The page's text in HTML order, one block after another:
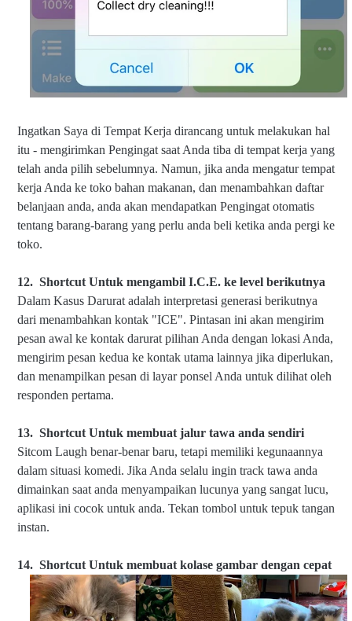
Ingatkan Saya di Tempat Kerja dirancang untuk melakukan hal
itu - mengirimkan Pengingat saat Anda tiba di tempat kerja yang
telah anda pilih sebelumnya. Namun, jika anda mengatur tempat
kerja Anda ke toko bahan makanan, dan menambahkan daftar
belanjaan anda, anda akan mendapatkan Pengingat otomatis
tentang barang-barang yang perlu anda beli ketika anda pergi ke
toko.
12. Shortcut Untuk mengambil I.C.E. ke level berikutnya
Dalam Kasus Darurat adalah interpretasi generasi berikutnya
dari menambahkan kontak "ICE". Pintasan ini akan mengirim
pesan awal ke kontak darurat pilihan Anda dengan lokasi Anda,
mengirim pesan kedua ke kontak utama lainnya jika diperlukan,
dan menampilkan pesan di layar ponsel Anda untuk dilihat oleh
responden pertama.
13. Shortcut Untuk membuat jalur tawa anda sendiri
Sitcom Laugh benar-benar baru, tetapi memiliki kegunaannya
dalam situasi komedi. Jika Anda selalu ingin track tawa anda
dimainkan saat anda menyampaikan lucunya yang sangat lucu,
aplikasi ini cocok untuk anda. Tekan tombol untuk tepuk tangan
instan.
14. Shortcut Untuk membuat kolase gambar dengan cepat